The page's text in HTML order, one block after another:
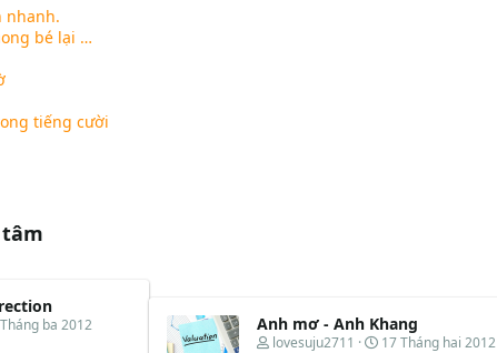
nhanh.
bé lại …
tiếng cười
ba 2012 Anh mơ - Anh Khang
T
lovesuju2711
N
17 Tháng hai 2012